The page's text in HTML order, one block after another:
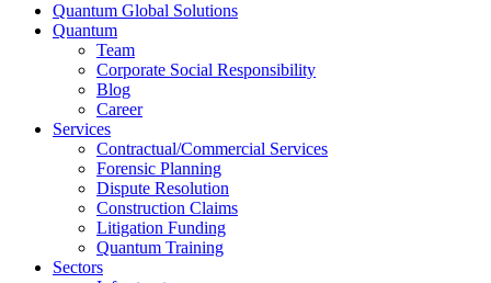
Quantum Global Solutions
Quantum
Team
Corporate Social Responsibility
Blog
Career
Services
Contractual/Commercial Services
Forensic Planning
Dispute Resolution
Construction Claims
Litigation Funding
Quantum Training
Sectors